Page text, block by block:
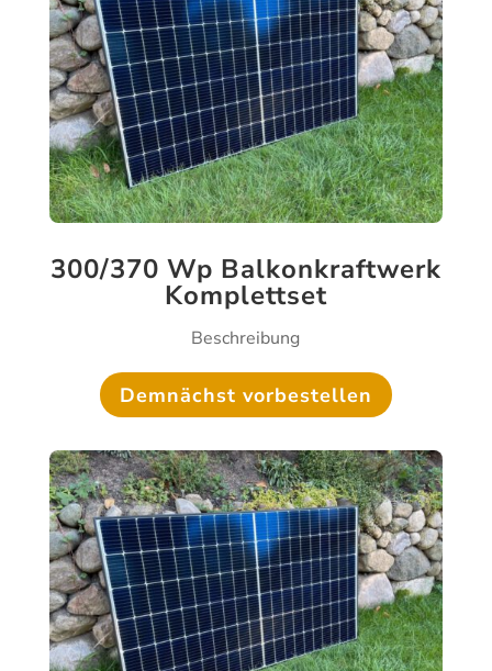
300/370 Wp Balkonkraftwerk
Komplettset
Beschreibung
Demnächst vorbestellen